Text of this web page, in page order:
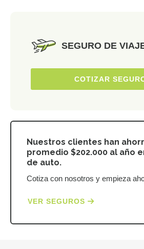
SEGURO DE
COTIZAR
Nuestros clientes han
promedio $202.000 al año
de auto.
Cotiza con nosotros y empieza
VER SEGUROS